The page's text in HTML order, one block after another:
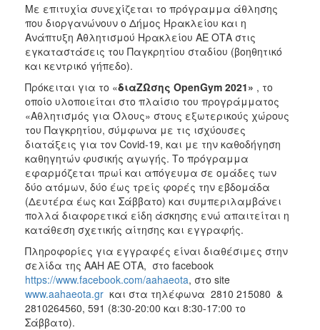
2006
ΔΗΜΟΤΗΣ
ΕΠΙΣΚΕΠΤΗΣ
ΗΡΑΚΛΕΙΟ
Με επιτυχία συνεχίζεται το πρόγραμμα άθλησης
που διοργανώνουν ο Δήμος Ηρακλείου και η
Ανάπτυξη Αθλητισμού Ηρακλείου ΑΕ ΟΤΑ στις
εγκαταστάσεις του Παγκρητίου σταδίου (βοηθητικό
και κεντρικό γήπεδο).
Πρόκειται για το «διαΖΩσης OpenGym 2021» , το
οποίο υλοποιείται στο πλαίσιο του προγράμματος
«Αθλητισμός για Όλους» στους εξωτερικούς χώρους
του Παγκρητίου, σύμφωνα με τις ισχύουσες
διατάξεις για τον Covid-19, και με την καθοδήγηση
καθηγητών φυσικής αγωγής. Το πρόγραμμα
εφαρμόζεται πρωί και απόγευμα σε ομάδες των
δύο ατόμων, δύο έως τρείς φορές την εβδομάδα
(Δευτέρα έως και Σάββατο) και συμπεριλαμβάνει
πολλά διαφορετικά είδη άσκησης ενώ απαιτείται η
κατάθεση σχετικής αίτησης και εγγραφής.
Πληροφορίες για εγγραφές είναι διαθέσιμες στην
σελίδα της ΑΑΗ ΑΕ ΟΤΑ, στο facebook
https://www.facebook.com/aahaeota, στο site
www.aahaeota.gr και στα τηλέφωνα 2810 215080 &
2810264560, 591 (8:30-20:00 και 8:30-17:00 το
Σάββατο).